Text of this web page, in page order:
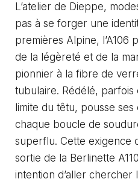
L’atelier de Dieppe,
pas à se forger une
premières Alpine, l’A106
de la légèreté et de la
pionnier à la fibre de
tubulaire. Rédélé, parfois
limite du têtu, pousse
chaque boucle de
superflu. Cette exigence
sortie de la Berlinette
intention d’aller chercher